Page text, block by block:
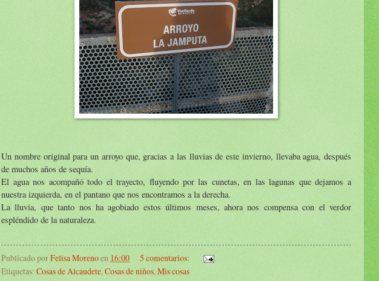
Un nombre original para un arroyo que, gracias a las lluvias de este invierno, llevaba agua, después
de muchos años de sequía.
El agua nos acompañó todo el trayecto, fluyendo por las cunetas, en las lagunas que dejamos a
nuestra izquierda, en el pantano que nos encontramos a la derecha.
La lluvia, que tanto nos ha agobiado estos últimos meses, ahora nos compensa con el verdor
espléndido de la naturaleza.
Publicado porFelisa Morenoen 16:00
5 comentarios:
Etiquetas: Cosas de Alcaudete, Cosas de niños, Mis cosas